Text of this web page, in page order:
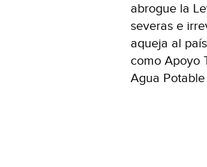
abrogue la
severas e
aqueja al
como Apoyo
Agua